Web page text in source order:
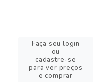
Faça seu login
ou
cadastre-se
para ver preços
e comprar